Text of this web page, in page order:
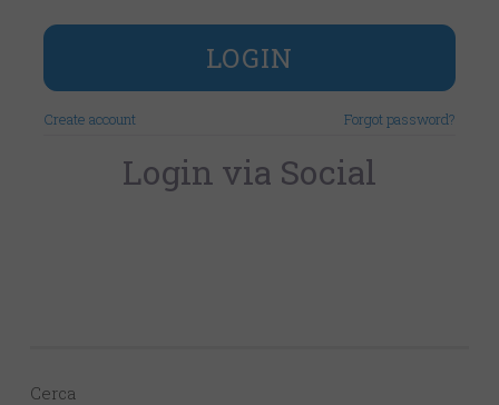
LOGIN
Create account Forgot password?
Login via Social
Cerca